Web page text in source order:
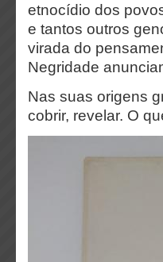
etnocídio dos
e tantos outros
virada do
Negridade
Nas suas origens
cobrir, revelar. O